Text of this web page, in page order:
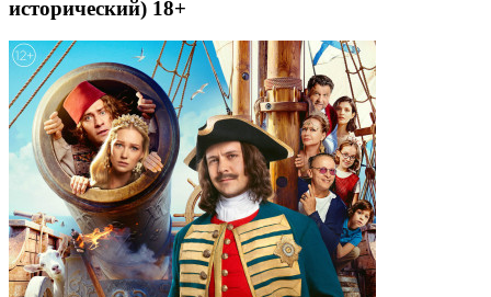
исторический) 18+